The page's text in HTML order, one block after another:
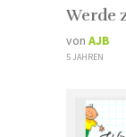
Werde
von AJB
5 JAHREN